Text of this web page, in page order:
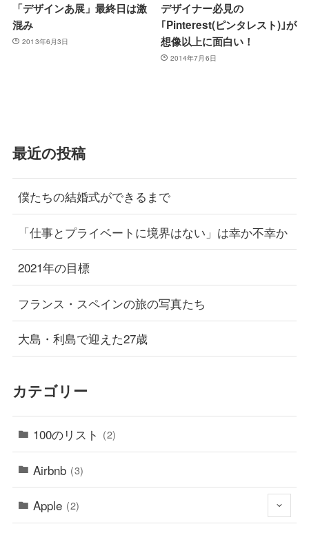
「デザインあ展」最終日は激
混み
2013年6月3日
デザイナー必見の
｢Pinterest(ピンタレスト)｣が
想像以上に面白い！
2014年7月6日
最近の投稿
僕たちの結婚式ができるまで
「仕事とプライベートに境界はない」は幸か不幸か
2021年の目標
フランス・スペインの旅の写真たち
大島・利島で迎えた27歳
カテゴリー
100のリスト (2)
Airbnb (3)
Apple (2)